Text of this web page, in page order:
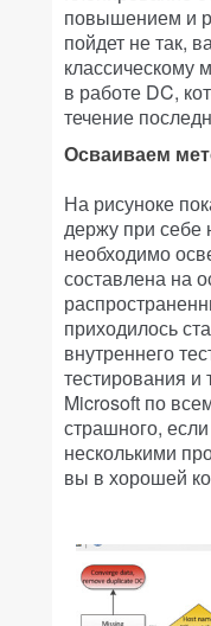
повышением и
пойдет не так,
классическому
в работе DC,
течение
Осваиваем
На рисуноке
держу при себе
необходимо
составлена на
приходилось
внутреннего
тестирования и
Microsoft по
страшного,
несколькими
вы в хорошей